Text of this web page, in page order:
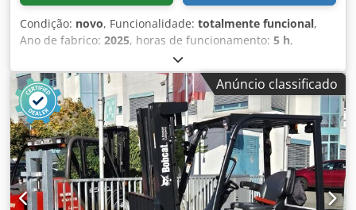
Condição: novo, Funcionalidade: totalmente funcional,
Ano de fabrico: 2025, horas de funcionamento: 5 h,
1.600 kg, altura de elevação:
mm, elevação livre:1.520 mm, tipo de combustível:
elétrico, tipo de mastro:triplex, altura de construção:
2.108 mm, comprimento do garfo: 1.150 mm, peso em
vazio:1.340 kg, comprimento total:1.964 mm, tipo de
transmissão:Elektro, largura de construção: 820 mm,
Caminhão de paletes Centro de carga: 600 Largura do
garfo: 560 mm Tipo de mastro: Triplex Condição: Novo
Condição Técnica: Novo Tipo de pneus dianteiros:
poliuretano Condição dos pneus dianteiros: 80 - 100% Tipo
Anúncio classificado